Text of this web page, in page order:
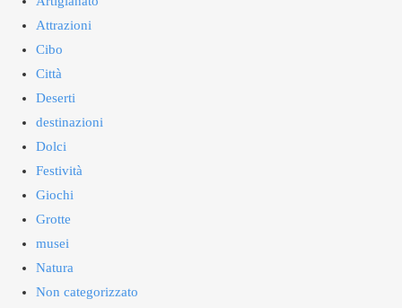
Attrazioni
Cibo
Città
Deserti
destinazioni
Dolci
Festività
Giochi
Grotte
musei
Natura
Non categorizzato